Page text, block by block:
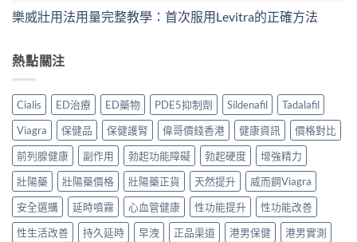
樂威壯用法用量完整教學：首次服用Levitra的正確方法
熱點關注
Cialis ED治療 ED藥物 PDE5抑制劑 Sildenafil
Tadalafil
Viagra
保健品 保健護腎 偉哥價錢香港 健康資訊
價格對比
前列腺健康
副作用 勃起功能障礙 勃起硬度
增強精力
壯陽藥
壯陽藥價格 壯陽藥正貨 天然提升
威而鋼Viagra
安全選購
延時噴霧 心血管健康 性功能提升
性功能改善
性生活改善
持久延時 早洩 正品渠道 港男保健
港男實測